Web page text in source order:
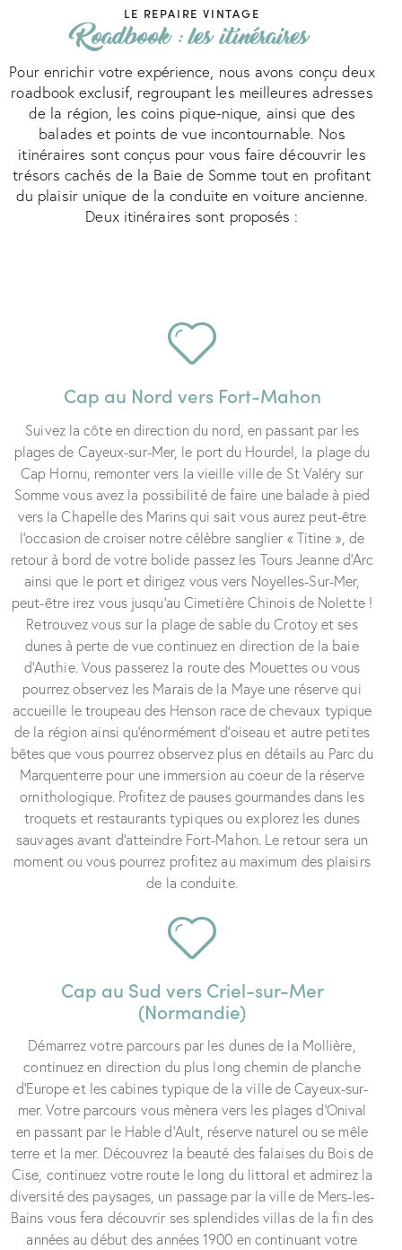
LE REPAIRE VINTAGE
Roadbook : les itinéraires
Pour enrichir votre expérience, nous avons conçu deux
roadbook exclusif, regroupant les meilleures adresses
de la région, les coins pique-nique, ainsi que des
balades et points de vue incontournable. Nos
itinéraires sont conçus pour vous faire découvrir les
trésors cachés de la Baie de Somme tout en profitant
du plaisir unique de la conduite en voiture ancienne.
Deux itinéraires sont proposés :
Cap au Nord vers Fort-Mahon
Suivez la côte en direction du nord, en passant par les
plages de Cayeux-sur-Mer, le port du Hourdel, la plage du
Cap Hornu, remonter vers la vieille ville de St Valéry sur
Somme vous avez la possibilité de faire une balade à pied
vers la Chapelle des Marins qui sait vous aurez peut-être
l’occasion de croiser notre célèbre sanglier « Titine », de
retour à bord de votre bolide passez les Tours Jeanne d’Arc
ainsi que le port et dirigez vous vers Noyelles-Sur-Mer,
peut-être irez vous jusqu’au Cimetière Chinois de Nolette !
Retrouvez vous sur la plage de sable du Crotoy et ses
dunes à perte de vue continuez en direction de la baie
d’Authie. Vous passerez la route des Mouettes ou vous
pourrez observez les Marais de la Maye une réserve qui
accueille le troupeau des Henson race de chevaux typique
de la région ainsi qu’énormément d’oiseau et autre petites
bêtes que vous pourrez observez plus en détails au Parc du
Marquenterre pour une immersion au coeur de la réserve
ornithologique. Profitez de pauses gourmandes dans les
troquets et restaurants typiques ou explorez les dunes
sauvages avant d’atteindre Fort-Mahon. Le retour sera un
moment ou vous pourrez profitez au maximum des plaisirs
de la conduite.
Cap au Sud vers Criel-sur-Mer
(Normandie)
Démarrez votre parcours par les dunes de la Mollière,
continuez en direction du plus long chemin de planche
d’Europe et les cabines typique de la ville de Cayeux-sur-
mer. Votre parcours vous mènera vers les plages d’Onival
en passant par le Hable d’Ault, réserve naturel ou se mêle
terre et la mer. Découvrez la beauté des falaises du Bois de
Cise, continuez votre route le long du littoral et admirez la
diversité des paysages, un passage par la ville de Mers-les-
Bains vous fera découvrir ses splendides villas de la fin des
années au début des années 1900 en continuant votre